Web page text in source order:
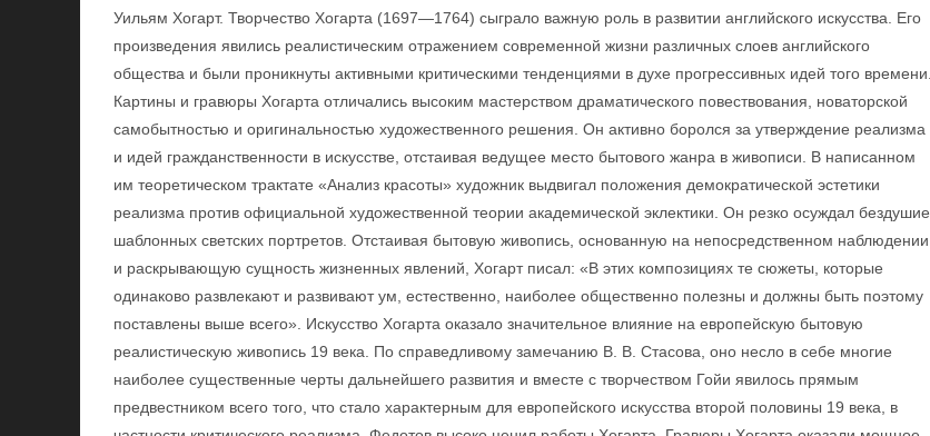
Уильям Хогарт. Творчество Хогарта (1697—1764) сыграло важную роль в развитии английского искусства. Его
произведения явились реалистическим отражением современной жизни различных слоев английского
общества и были проникнуты активными критическими тенденциями в духе прогрессивных идей того времени.
Картины и гравюры Хогарта отличались высоким мастерством драматического повествования, новаторской
самобытностью и оригинальностью художественного решения. Он активно боролся за утверждение реализма
и идей гражданственности в искусстве, отстаивая ведущее место бытового жанра в живописи. В написанном
им теоретическом трактате «Анализ красоты» художник выдвигал положения демократической эстетики
реализма против официальной художественной теории академической эклектики. Он резко осуждал бездушие
шаблонных светских портретов. Отстаивая бытовую живопись, основанную на непосредственном наблюдении
и раскрывающую сущность жизненных явлений, Хогарт писал: «В этих композициях те сюжеты, которые
одинаково развлекают и развивают ум, естественно, наиболее общественно полезны и должны быть поэтому
поставлены выше всего». Искусство Хогарта оказало значительное влияние на европейскую бытовую
реалистическую живопись 19 века. По справедливому замечанию В. В. Стасова, оно несло в себе многие
наиболее существенные черты дальнейшего развития и вместе с творчеством Гойи явилось прямым
предвестником всего того, что стало характерным для европейского искусства второй половины 19 века, в